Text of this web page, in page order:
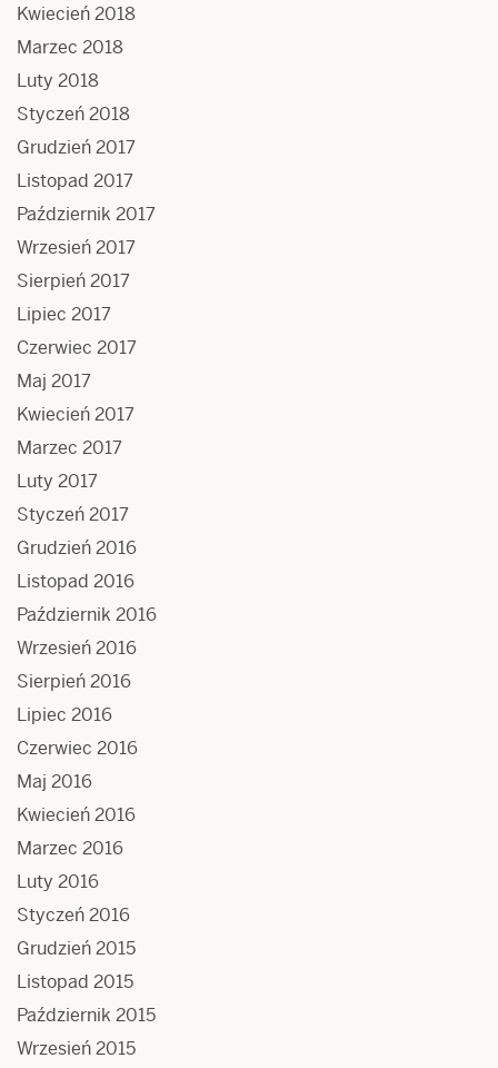
Kwiecień 2018
Marzec 2018
Luty 2018
Styczeń 2018
Grudzień 2017
Listopad 2017
Październik 2017
Wrzesień 2017
Sierpień 2017
Lipiec 2017
Czerwiec 2017
Maj 2017
Kwiecień 2017
Marzec 2017
Luty 2017
Styczeń 2017
Grudzień 2016
Listopad 2016
Październik 2016
Wrzesień 2016
Sierpień 2016
Lipiec 2016
Czerwiec 2016
Maj 2016
Kwiecień 2016
Marzec 2016
Luty 2016
Styczeń 2016
Grudzień 2015
Listopad 2015
Październik 2015
Wrzesień 2015